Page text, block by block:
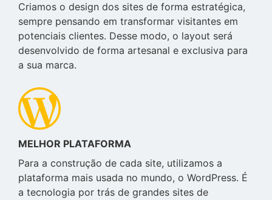
Criamos o design dos sites de forma estratégica,
sempre pensando em transformar visitantes em
potenciais clientes. Desse modo, o layout será
desenvolvido de forma artesanal e exclusiva para
a sua marca.
MELHOR PLATAFORMA
Para a construção de cada site, utilizamos a
plataforma mais usada no mundo, o WordPress. É
a tecnologia por trás de grandes sites de